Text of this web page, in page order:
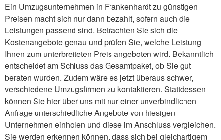
Ein Umzugsunternehmen in Frankenhardt zu günstigen
Preisen macht sich nur dann bezahlt, sofern auch die
Leistungen passend sind. Betrachten Sie sich die
Kostenangebote genau und prüfen Sie, welche Leistung
Ihnen zum unterbreiteten Preis angeboten wird. Bekanntlich
entscheidet am Schluss das Gesamtpaket, ob Sie gut
beraten wurden. Zudem wäre es jetzt überaus schwer,
verschiedene Umzugsfirmen zu kontaktieren. Stattdessen
können Sie hier über uns mit nur einer unverbindlichen
Anfrage unterschiedliche Angebote von hiesigen
Unternehmen einholen und diese im Anschluss vergleichen.
Sie werden erkennen können, dass sich bei gleichartigem